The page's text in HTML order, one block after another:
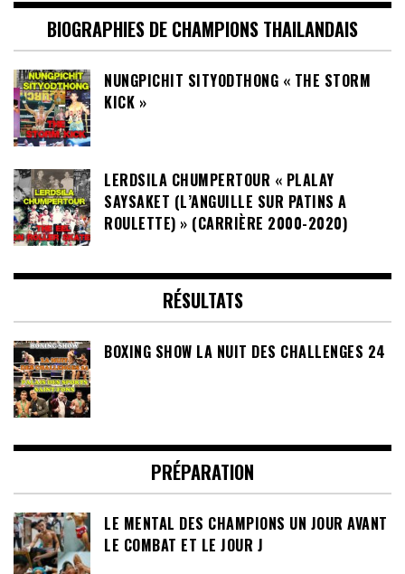
BIOGRAPHIES DE CHAMPIONS THAILANDAIS
NUNGPICHIT SITYODTHONG « THE STORM
LERDSILA CHUMPERTOUR « PLALAY
SAYSAKET (L’ANGUILLE SUR PATINS A
RÉSULTATS
PRÉPARATION
LE MENTAL DES CHAMPIONS UN JOUR AVANT